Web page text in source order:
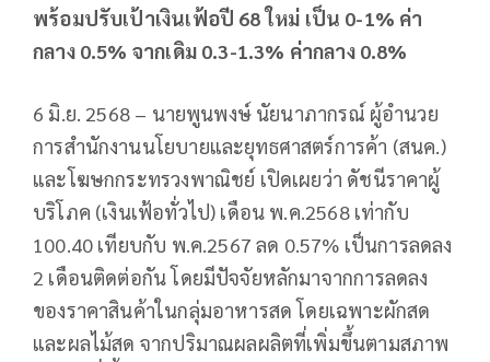
พร้อมปรับเป้าเงินเฟ้อปี 68ใหม่ เป็น 0-1% ค่า
กลาง 0.5% จากเดิม 0.3-1.3% ค่ากลาง 0.8%
6 มิ.ย. 2568 – นายพูนพงษ์ นัยนาภากรณ์ ผู้อำนวย
การสำนักงานนโยบายและยุทธศาสตร์การค้า (สนค.)
และโฆษกกระทรวงพาณิชย์ เปิดเผยว่า ดัชนีราคาผู้
บริโภค (เงินเฟ้อทั่วไป) เดือน พ.ค.2568 เท่ากับ
100.40 เทียบกับ พ.ค.2567 ลด 0.57% เป็นการลดลง
2 เดือนติดต่อกัน โดยมีปัจจัยหลักมาจากการลดลง
ของราคาสินค้าในกลุ่มอาหารสด โดยเฉพาะผักสด
และผลไม้สด จากปริมาณผลผลิตที่เพิ่มขึ้นตามสภาพ